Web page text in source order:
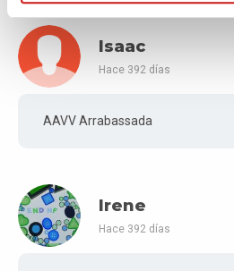
Isaac
Hace 392 días
AAVV Arrabassada
Irene
Hace 392 días